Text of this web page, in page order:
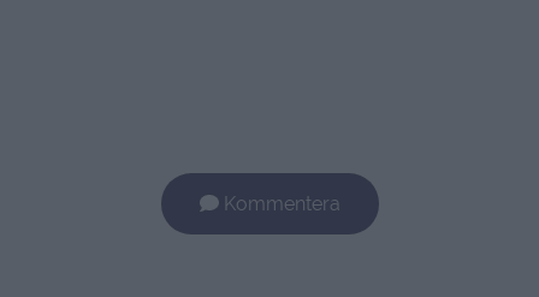
Kommentera